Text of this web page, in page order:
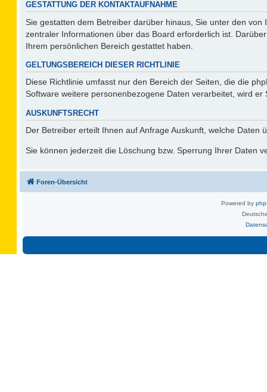
GESTATTUNG DER KONTAKTAUFNAHME
Sie gestatten dem Betreiber darüber hinaus, Sie unter den
zentraler Informationen über das Board erforderlich ist.
Ihrem persönlichen Bereich gestattet haben.
GELTUNGSBEREICH DIESER RICHTLINIE
Diese Richtlinie umfasst nur den Bereich der Seiten, die die
Software weitere personenbezogene Daten verarbeitet, wird
AUSKUNFTSRECHT
Der Betreiber erteilt Ihnen auf Anfrage Auskunft, welche Daten
Sie können jederzeit die Löschung bzw. Sperrung Ihrer Daten
Foren-Übersicht
Powered by